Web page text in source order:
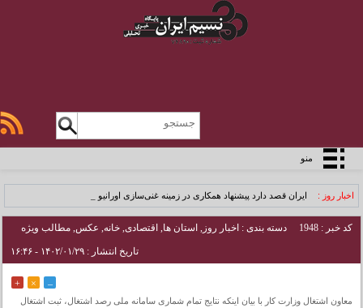
منو
اخبار روز : ایران قصد دارد پیشنهاد همکاری در زمینه غنی‌سازی اورانیوم _
کد خبر : 1948 دسته بندی : اخبار روز , استان ها, اقتصادی,خانه, عکس,مطالب ویژه
تاریخ انتشار : ۱۴۰۲/۰۱/۲۹ - ۱۶:۴۶
–
×
+
معاون اشتغال وزارت کار با بیان اینکه نتایج تمام شماری سامانه ملی رصد اشتغال، ثبت اشتغال